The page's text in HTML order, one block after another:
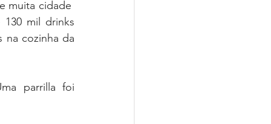
muita cidade
mil drinks
na cozinha da
parrilla foi